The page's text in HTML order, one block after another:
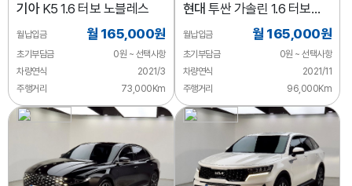
기아K5 1.6 터보 노블레스
월납입금 월 165,000원
초기부담금
0원 ~ 선택사항
차량연식
2021/3
주행거리
73,000Km
현대 투싼 가솔린 1.6 터보
2WD 프리미엄
월납입금 월 165,000원
초기부담금
0원 ~ 선택사항
차량연식
2021/11
주행거리
96,000Km